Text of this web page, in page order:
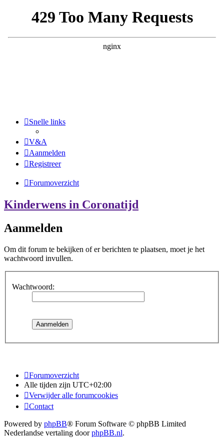
Snelle links
V&A
Aanmelden
Registreer
Forumoverzicht
Kinderwens in Coronatijd
Aanmelden
Om dit forum te bekijken of er berichten te plaatsen, moet je het
wachtwoord invullen.
Wachtwoord:
Forumoverzicht
Alle tijden zijn UTC+02:00
Verwijder alle forumcookies
Contact
Powered by phpBB® Forum Software © phpBB Limited
Nederlandse vertaling doorphpBB.nl.